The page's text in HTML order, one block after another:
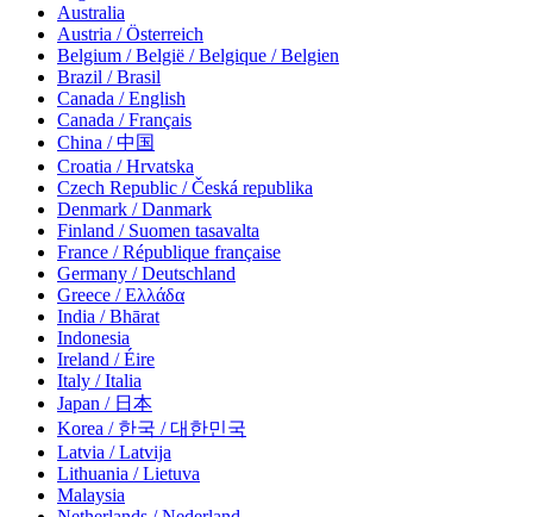
Australia
Austria / Österreich
Belgium / België / Belgique / Belgien
Brazil / Brasil
Canada / English
Canada / Français
China / 中国
Croatia / Hrvatska
Czech Republic / Česká republika
Denmark / Danmark
Finland / Suomen tasavalta
France / République française
Germany / Deutschland
Greece / Ελλάδα
India / Bhārat
Indonesia
Ireland / Éire
Italy / Italia
Japan / 日本
Korea / 한국 / 대한민국
Latvia / Latvija
Lithuania / Lietuva
Malaysia